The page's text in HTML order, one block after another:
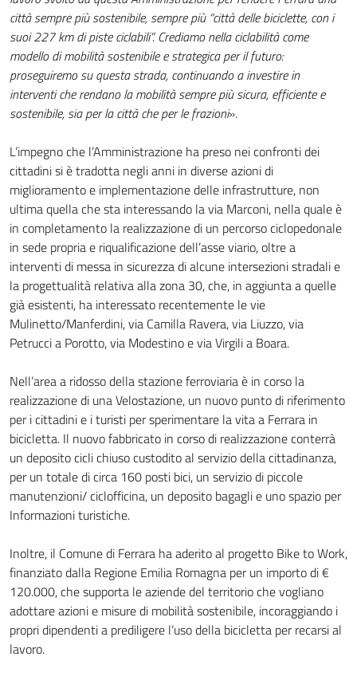
città sempre più sostenibile, sempre più “città delle biciclette, con i
suoi 227 km di piste ciclabili”. Crediamo nella ciclabilità come
modello di mobilità sostenibile e strategica per il futuro:
proseguiremo su questa strada, continuando a investire in
interventi che rendano la mobilità sempre più sicura, efficiente e
sostenibile, sia per la città che per le frazioni».
L’impegno che l’Amministrazione ha preso nei confronti dei
cittadini si è tradotta negli anni in diverse azioni di
miglioramento e implementazione delle infrastrutture, non
ultima quella che sta interessando la via Marconi, nella quale è
in completamento la realizzazione di un percorso ciclopedonale
in sede propria e riqualificazione dell’asse viario, oltre a
interventi di messa in sicurezza di alcune intersezioni stradali e
la progettualità relativa alla zona 30, che, in aggiunta a quelle
già esistenti, ha interessato recentemente le vie
Mulinetto/Manferdini, via Camilla Ravera, via Liuzzo, via
Petrucci a Porotto, via Modestino e via Virgili a Boara.
Nell’area a ridosso della stazione ferroviaria è in corso la
realizzazione di una Velostazione, un nuovo punto di riferimento
per i cittadini e i turisti per sperimentare la vita a Ferrara in
bicicletta. Il nuovo fabbricato in corso di realizzazione conterrà
un deposito cicli chiuso custodito al servizio della cittadinanza,
per un totale di circa 160 posti bici, un servizio di piccole
manutenzioni/ ciclofficina, un deposito bagagli e uno spazio per
Informazioni turistiche.
Inoltre, il Comune di Ferrara ha aderito al progetto Bike to Work,
finanziato dalla Regione Emilia Romagna per un importo di €
120.000, che supporta le aziende del territorio che vogliano
adottare azioni e misure di mobilità sostenibile, incoraggiando i
propri dipendenti a prediligere l’uso della bicicletta per recarsi al
lavoro.